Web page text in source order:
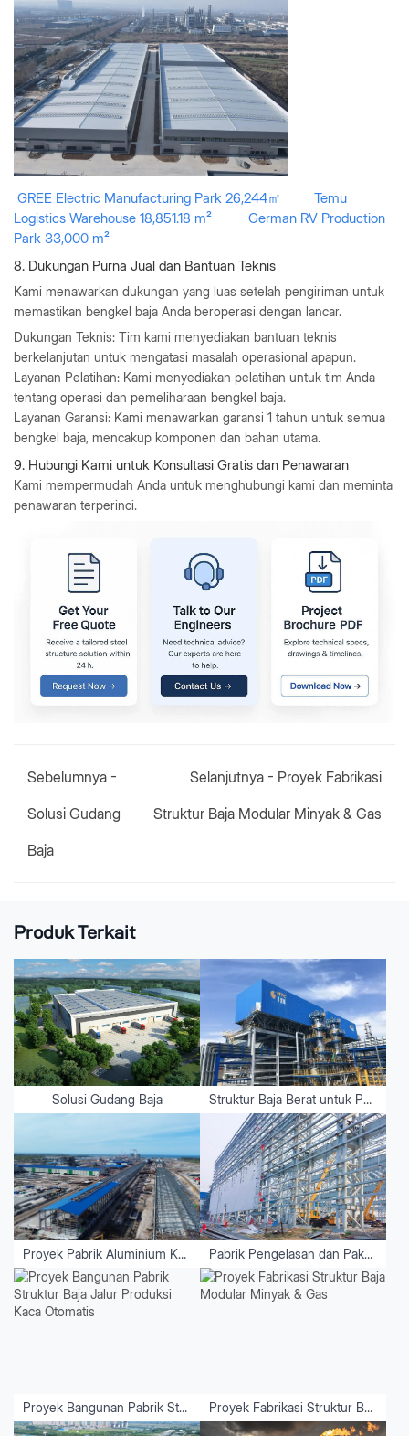
GREE Electric Manufacturing Park 26,244㎡
Temu
Logistics Warehouse 18,851.18 m²
German RV Production
Park 33,000 m²
8. Dukungan Purna Jual dan Bantuan Teknis
Kami menawarkan dukungan yang luas setelah pengiriman untuk
memastikan bengkel baja Anda beroperasi dengan lancar.
Dukungan Teknis: Tim kami menyediakan bantuan teknis
berkelanjutan untuk mengatasi masalah operasional apapun.
Layanan Pelatihan: Kami menyediakan pelatihan untuk tim Anda
tentang operasi dan pemeliharaan bengkel baja.
Layanan Garansi: Kami menawarkan garansi 1 tahun untuk semua
bengkel baja, mencakup komponen dan bahan utama.
9. Hubungi Kami untuk Konsultasi Gratis dan Penawaran
Kami mempermudah Anda untuk menghubungi kami dan meminta
penawaran terperinci.
Sebelumnya -
Solusi Gudang
Baja
Selanjutnya - Proyek Fabrikasi
Struktur Baja Modular Minyak & Gas
Produk Terkait
Solusi Gudang Baja Struktur Baja Berat untuk Peralatan
Proyek Pabrik Aluminium Kalimantan Utara - Indonesia Pabrik Pengelasan dan Paku Keling Minyak & Gas Alam Tiongkok
Proyek Bangunan Pabrik Struktur Baja Jalur Produksi Kaca Otomatis Proyek Fabrikasi Struktur Baja Modular Minyak & Gas